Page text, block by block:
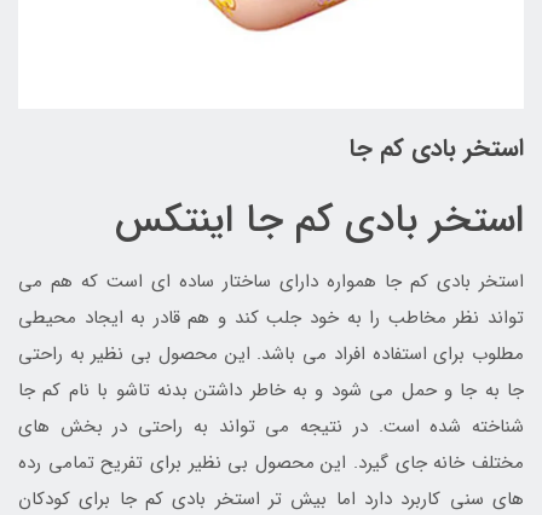
استخر بادی کم جا
استخر بادی کم جا اینتکس
استخر بادی کم جا همواره دارای ساختار ساده ای است که هم می
تواند نظر مخاطب را به خود جلب کند و هم قادر به ایجاد محیطی
مطلوب برای استفاده افراد می باشد. این محصول بی نظیر به راحتی
جا به جا و حمل می شود و به خاطر داشتن بدنه تاشو با نام کم جا
شناخته شده است. در نتیجه می تواند به راحتی در بخش های
مختلف خانه جای گیرد. این محصول بی نظیر برای تفریح تمامی رده
های سنی کاربرد دارد اما بیش تر استخر بادی کم جا برای کودکان